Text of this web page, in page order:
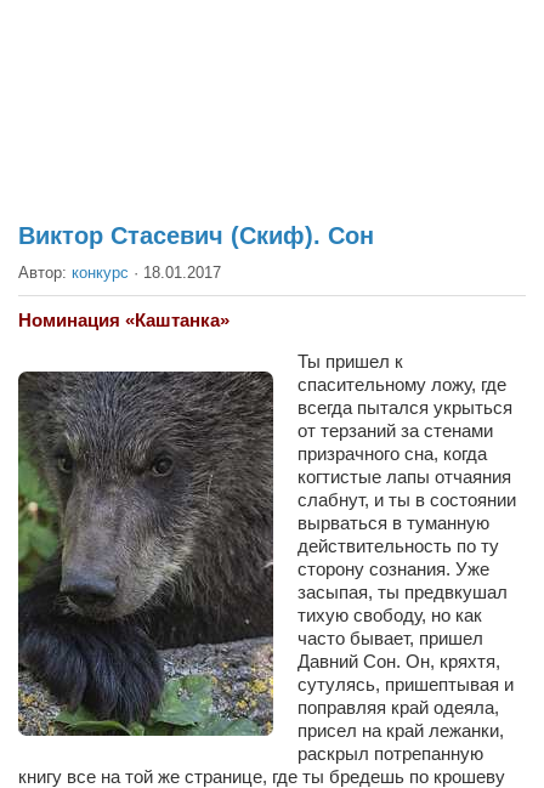
Выборы
Опросы
Экология
Здоровье
Здоровый образ жизни
Сам себе доктор
Активный отдых
Курьезы
Досье
Арт-менеджеры
Лариса Ильченко
Виктор Стасевич (Скиф). Сон
Автор: конкурс · 18.01.2017
Номинация «Каштанка»
Ты пришел к
спасительному ложу, где
всегда пытался укрыться
от терзаний за стенами
призрачного сна, когда
когтистые лапы отчаяния
слабнут, и ты в состоянии
вырваться в туманную
действительность по ту
сторону сознания. Уже
засыпая, ты предвкушал
тихую свободу, но как
часто бывает, пришел
Давний Сон. Он, кряхтя,
сутулясь, пришептывая и
поправляя край одеяла,
присел на край лежанки,
раскрыл потрепанную
книгу все на той же странице, где ты бредешь по крошеву